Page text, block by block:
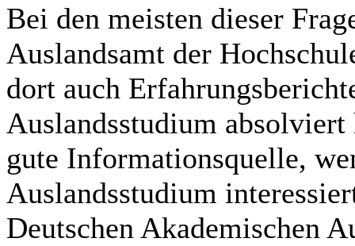
Bei den meisten dieser
Auslandsamt der
dort auch
Auslandsstudium
gute Informationsquelle,
Auslandsstudium
Deutschen Akademischen